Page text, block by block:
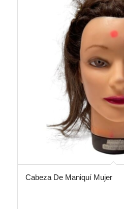
Cabeza De Maniquí Mujer